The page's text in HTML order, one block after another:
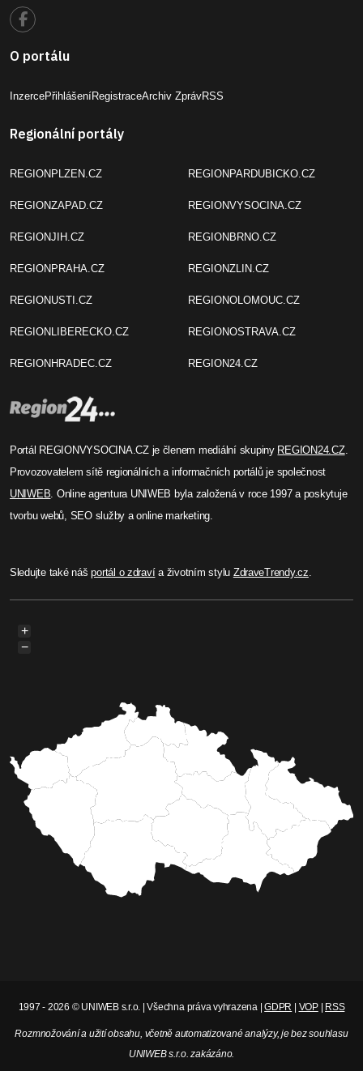
Lenka Hubingerová
Koncert Ivana Mládka ve
Velkém Meziříčí odložen kvůli
kolaudaci
Velkém Meziříčí v nové synagoze byl odložen kvůli
nedostatku kolaudace jako kulturního prostoru.
Synagoga, kde se mělo konat, může pojmout jen
80 lidí. Město ji chce obnovit jako kulturní
centrum, což urychlí hygienické oznámení.
Celý článek